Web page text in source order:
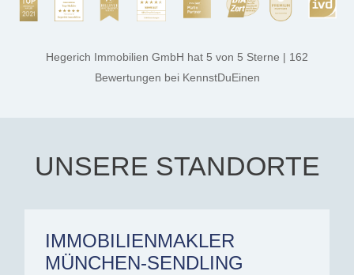
rest. They made the entire
process smooth,
thanks, and a huge part of
the credit goes to Amelie
Jamrowâ€”she was
exceptionally professional,
Hegerich Immobilien to
anyone looking for a home.
Hegerich Immobilien GmbH hat 5 von 5 Sterne | 162
Bewertungen bei KennstDuEinen
UNSERE STANDORTE
IMMOBILIENMAKLER
MÜNCHEN-SENDLING